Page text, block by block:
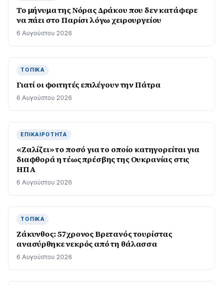
Το μήνυμα της Νόρας Δράκου που δεν κατάφερε
να πάει στο Παρίσι λόγω χειρουργείου
6 Αυγούστου 2026
ΤΟΠΙΚΆ
Γιατί οι φοιτητές επιλέγουν την Πάτρα
6 Αυγούστου 2026
ΕΠΙΚΑΙΡΌΤΗΤΑ
«Ζαλίζει» το ποσό για το οποίο κατηγορείται για
διαφθορά η τέως πρέσβης της Ουκρανίας στις
ΗΠΑ
6 Αυγούστου 2026
ΤΟΠΙΚΆ
Ζάκυνθος: 57χρονος Βρετανός τουρίστας
ανασύρθηκε νεκρός από τη θάλασσα
6 Αυγούστου 2026